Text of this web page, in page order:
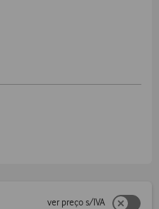
ver preço s/IVA